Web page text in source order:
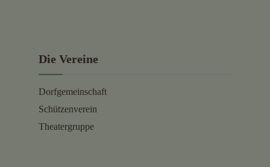
Die Vereine
Dorfgemeinschaft
Schützenverein
Theatergruppe